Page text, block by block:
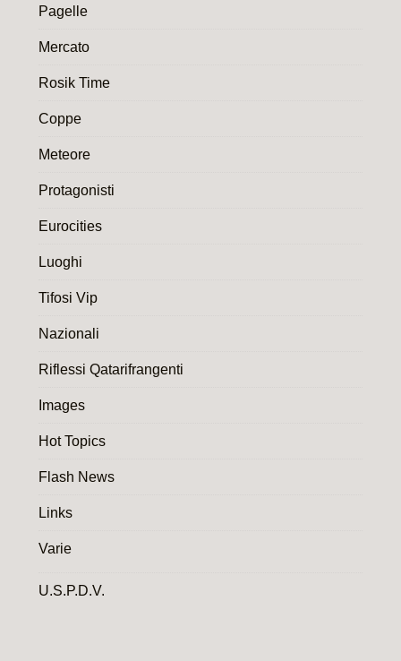
Pagelle
Mercato
Rosik Time
Coppe
Meteore
Protagonisti
Eurocities
Luoghi
Tifosi Vip
Nazionali
Riflessi Qatarifrangenti
Images
Hot Topics
Flash News
Links
Varie
U.S.P.D.V.